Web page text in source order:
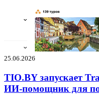
25.06.2026
TIO.BY запускает
ИИ-помощник для